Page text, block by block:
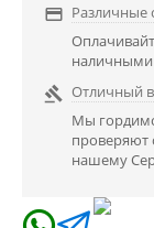
 Различные
наличными
 Отличный
Мы
проверяют
нашему